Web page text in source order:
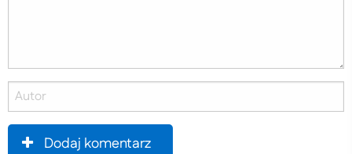
Dodaj komentarz